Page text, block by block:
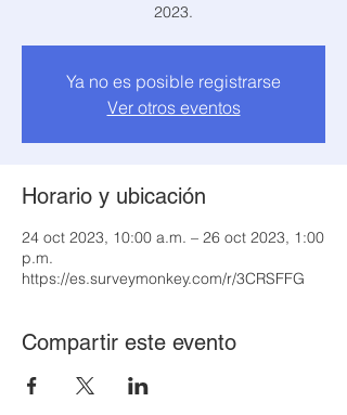
2023.
Ya no es posible registrarse
Ver otros eventos
Horario y ubicación
24 oct 2023, 10:00 a.m. – 26 oct 2023, 1:00
p.m.
https://es.surveymonkey.com/r/3CRSFFG
Compartir este evento